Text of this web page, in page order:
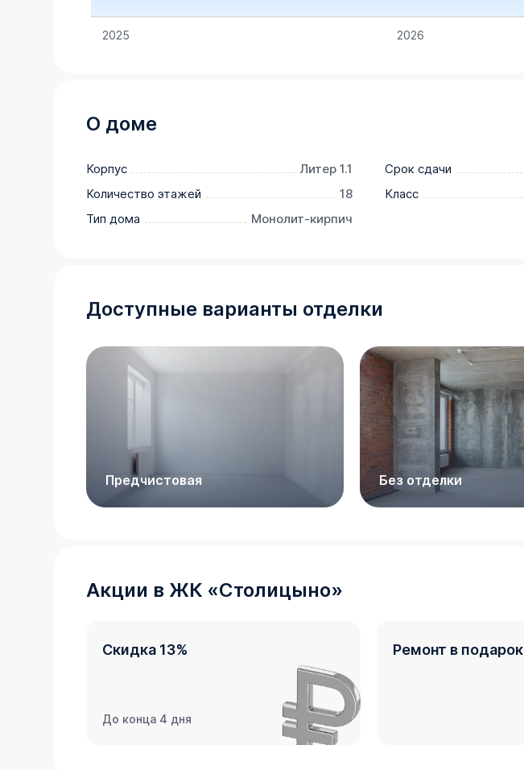
2025 2026
О доме
Корпус Литер 1.1 Срок сдачи
Количество этажей
18 Класс
Тип дома
Монолит-кирпич
Доступные варианты отделки
Предчистовая Без отделки
Акции в ЖК «Столицыно»
Скидка 13%
До конца 4 дня
Ремонт в подарок